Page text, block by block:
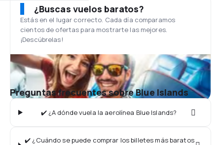
¿Buscas vuelos baratos?
Estás en el lugar correcto. Cada día comparamos
cientos de ofertas para mostrarte las mejores.
¡Descúbrelas!
Preguntas frecuentes sobre Blue Islands
✔️ ¿A dónde vuela la aerolínea Blue Islands?
✔️ ¿Cuándo se puede comprar los billetes más baratos